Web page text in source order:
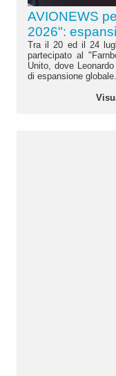
AVIONEWS
2026":
Tra il 20 ed il 24
partecipato al
Unito, dove
di espansione